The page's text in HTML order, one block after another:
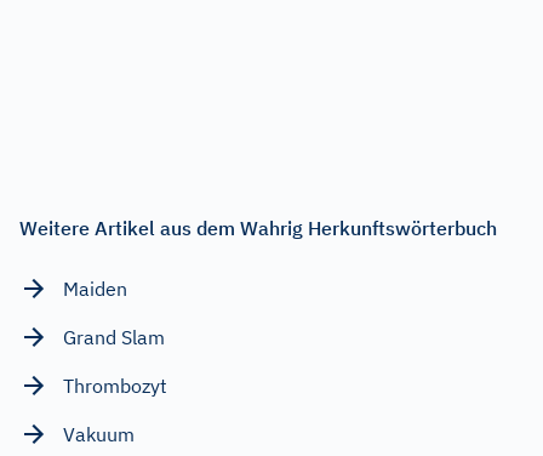
Weitere Artikel aus dem Wahrig Herkunftswörterbuch
Maiden
Grand Slam
Thrombozyt
Vakuum